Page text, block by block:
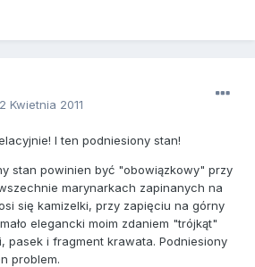
2 Kwietnia 2011
I ten podniesiony stan!
stan powinien być "obowiązkowy" przy
marynarkach zapinanych na
się kamizelki, przy zapięciu na górny
elegancki moim zdaniem "trójkąt"
pasek i fragment krawata. Podniesiony
problem.